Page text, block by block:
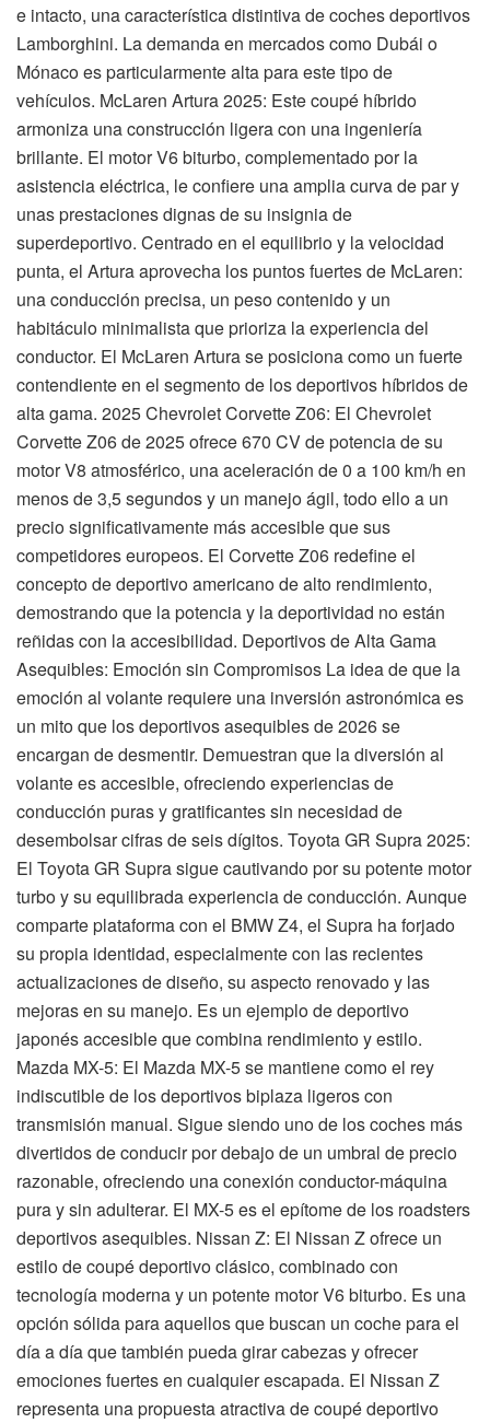
e intacto, una característica distintiva de coches deportivos
Lamborghini. La demanda en mercados como Dubái o
Mónaco es particularmente alta para este tipo de
vehículos. McLaren Artura 2025: Este coupé híbrido
armoniza una construcción ligera con una ingeniería
brillante. El motor V6 biturbo, complementado por la
asistencia eléctrica, le confiere una amplia curva de par y
unas prestaciones dignas de su insignia de
superdeportivo. Centrado en el equilibrio y la velocidad
punta, el Artura aprovecha los puntos fuertes de McLaren:
una conducción precisa, un peso contenido y un
habitáculo minimalista que prioriza la experiencia del
conductor. El McLaren Artura se posiciona como un fuerte
contendiente en el segmento de los deportivos híbridos de
alta gama. 2025 Chevrolet Corvette Z06: El Chevrolet
Corvette Z06 de 2025 ofrece 670 CV de potencia de su
motor V8 atmosférico, una aceleración de 0 a 100 km/h en
menos de 3,5 segundos y un manejo ágil, todo ello a un
precio significativamente más accesible que sus
competidores europeos. El Corvette Z06 redefine el
concepto de deportivo americano de alto rendimiento,
demostrando que la potencia y la deportividad no están
reñidas con la accesibilidad. Deportivos de Alta Gama
Asequibles: Emoción sin Compromisos La idea de que la
emoción al volante requiere una inversión astronómica es
un mito que los deportivos asequibles de 2026 se
encargan de desmentir. Demuestran que la diversión al
volante es accesible, ofreciendo experiencias de
conducción puras y gratificantes sin necesidad de
desembolsar cifras de seis dígitos. Toyota GR Supra 2025:
El Toyota GR Supra sigue cautivando por su potente motor
turbo y su equilibrada experiencia de conducción. Aunque
comparte plataforma con el BMW Z4, el Supra ha forjado
su propia identidad, especialmente con las recientes
actualizaciones de diseño, su aspecto renovado y las
mejoras en su manejo. Es un ejemplo de deportivo
japonés accesible que combina rendimiento y estilo.
Mazda MX-5: El Mazda MX-5 se mantiene como el rey
indiscutible de los deportivos biplaza ligeros con
transmisión manual. Sigue siendo uno de los coches más
divertidos de conducir por debajo de un umbral de precio
razonable, ofreciendo una conexión conductor-máquina
pura y sin adulterar. El MX-5 es el epítome de los roadsters
deportivos asequibles. Nissan Z: El Nissan Z ofrece un
estilo de coupé deportivo clásico, combinado con
tecnología moderna y un potente motor V6 biturbo. Es una
opción sólida para aquellos que buscan un coche para el
día a día que también pueda girar cabezas y ofrecer
emociones fuertes en cualquier escapada. El Nissan Z
representa una propuesta atractiva de coupé deportivo